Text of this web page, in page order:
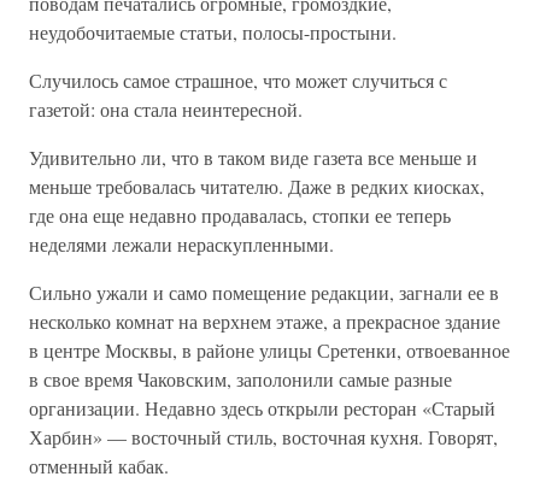
неудобочитаемые статьи, полосы-простыни.
Случилось самое страшное, что может случиться с
газетой: она стала неинтересной.
Удивительно ли, что в таком виде газета все меньше и
меньше требовалась читателю. Даже в редких киосках,
где она еще недавно продавалась, стопки ее теперь
неделями лежали нераскупленными.
Сильно ужали и само помещение редакции, загнали ее в
несколько комнат на верхнем этаже, а прекрасное здание
в центре Москвы, в районе улицы Сретенки, отвоеванное
в свое время Чаковским, заполонили самые разные
организации. Недавно здесь открыли ресторан «Старый
Харбин» — восточный стиль, восточная кухня. Говорят,
отменный кабак.